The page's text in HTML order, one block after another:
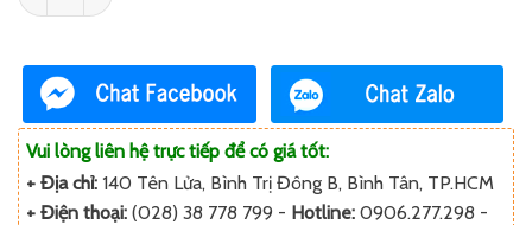
Vui lòng liên hệ trực tiếp để có giá tốt:
+ Địa chỉ: 140 Tên Lửa, Bình Trị Đông B, Bình Tân, TP.HCM
+ Điện thoại: (028) 38 778 799 - Hotline: 0906.277.298 -